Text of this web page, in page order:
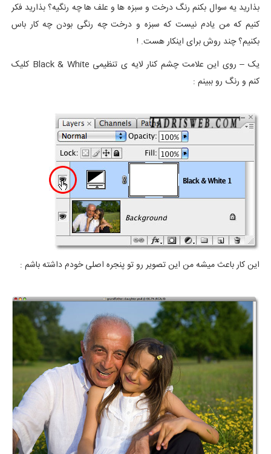
بذارید یه سوال بکنم رنگ درخت و سبزه ها و علف ها چه رنگیه؟ بذارید فکر
کنیم که من یادم نیست که سبزه و درخت چه رنگی بودن چه کار باس
بکنیم؟ چند روش برای اینکار هست. !
یک – روی این علامت چشم کنار لایه ی تنظیمی Black & White کلیک
کنم و رنگ رو ببینم :
این کار باعث میشه من این تصویر رو تو پنجره اصلی خودم داشته باشم :